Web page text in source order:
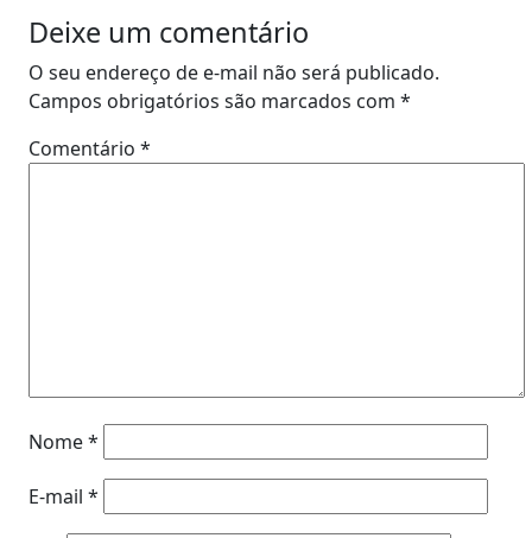
Deixe um comentário
O seu endereço de e-mail não será publicado.
Campos obrigatórios são marcados com *
Comentário *
Nome*
E-mail *